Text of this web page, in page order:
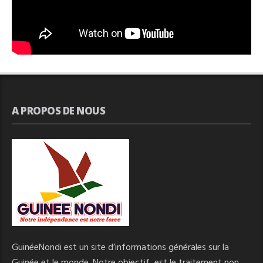
A PROPOS DE NOUS
GuinéeNondi est un site d’informations générales sur la